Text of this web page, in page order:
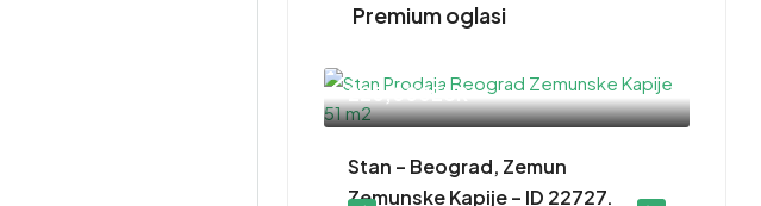
Premium oglasi
220,000EUR
Stan – Beograd, Zemun
Zemunske Kapije – ID 22727.